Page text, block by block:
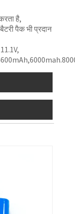
है,
पैक भी प्रदान